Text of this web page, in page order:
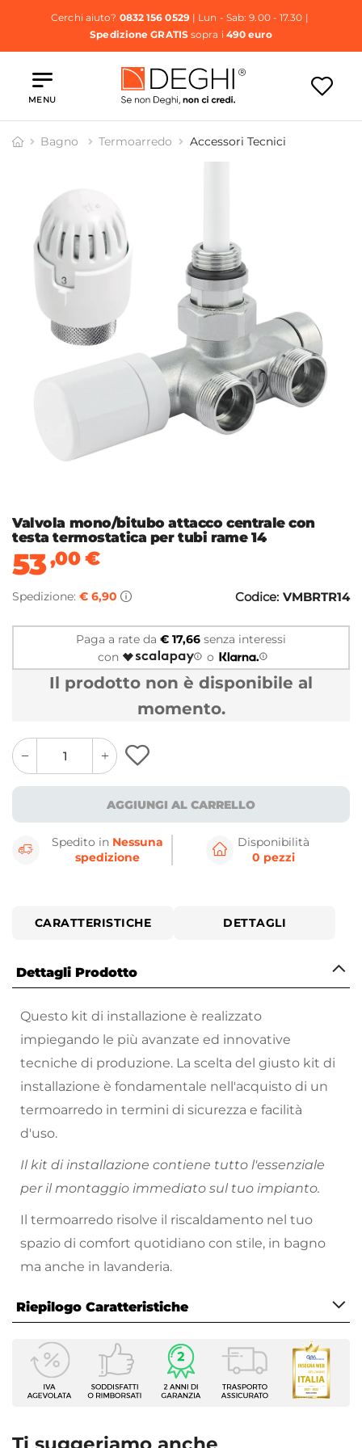
Cerchi aiuto? 0832 156 0529| Lun - Sab: 9.00 - 17.30 |
Spedizione GRATISsopra i 490 euro
MENU
Bagno Termoarredo Accessori Tecnici
Valvola mono/bitubo attacco centrale con
testa termostatica per tubi rame 14
53,00€
Spedizione: € 6,90 Codice: VMBRTR14
Paga a rate da € 17,66 senza interessi
con
o
Il prodotto non è disponibile al
momento.
quantity
button
quantity
minus
button
AGGIUNGI AL CARRELLO
Spedito in Nessuna
spedizione
Disponibilità
0 pezzi
CARATTERISTICHE DETTAGLI
Dettagli Prodotto
Questo kit di installazione è realizzato
impiegando le più avanzate ed innovative
tecniche di produzione. La scelta del giusto kit di
installazione è fondamentale nell'acquisto di un
termoarredo in termini di sicurezza e facilità
d'uso.
Il kit di installazione contiene tutto l'essenziale
per il montaggio immediato sul tuo impianto.
Il termoarredo risolve il riscaldamento nel tuo
spazio di comfort quotidiano con stile, in bagno
ma anche in lavanderia.
Riepilogo Caratteristiche
Caratteristiche
Tipologia
Valvola per termoarredo
Termoarredo